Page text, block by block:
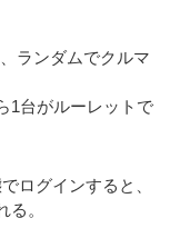
ランダムでクルマ
1台がルーレットで
ログインすると、
。